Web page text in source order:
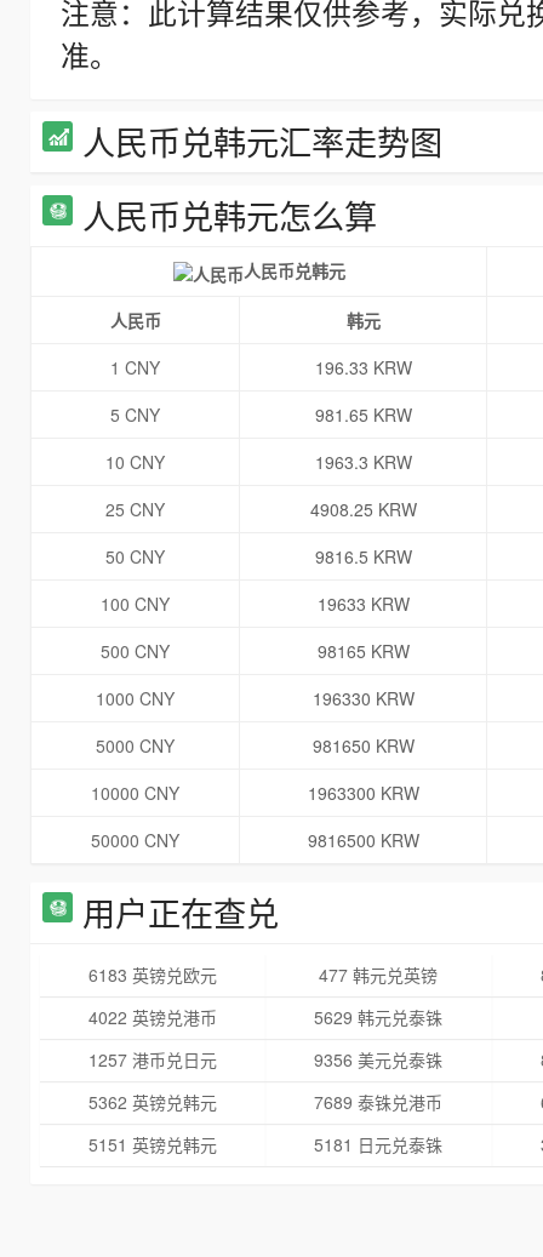
注意：此计算结果仅供参考，实际
准。
人民币兑韩元汇率走势图
人民币兑韩元怎么算
人民币兑韩元
人民币
韩元
1 CNY
196.33 KRW
5 CNY
981.65 KRW
10 CNY
1963.3 KRW
25 CNY
4908.25 KRW
50 CNY
9816.5 KRW
100 CNY
19633 KRW
500 CNY
98165 KRW
1000 CNY
196330 KRW
5000 CNY
981650 KRW
10000 CNY
1963300 KRW
50000 CNY
9816500 KRW
用户正在查兑
6183 英镑兑欧元 477 韩元兑英镑
4022 英镑兑港币
5629 韩元兑泰铢
1257 港币兑日元
9356 美元兑泰铢
5362 英镑兑韩元
7689 泰铢兑港币
5151 英镑兑韩元
5181 日元兑泰铢